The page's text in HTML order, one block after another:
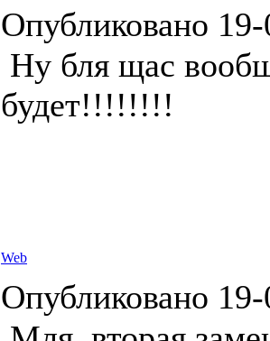
Опубликовано
Ну бля щас
будет!!!!!!!!
Web
Опубликовано